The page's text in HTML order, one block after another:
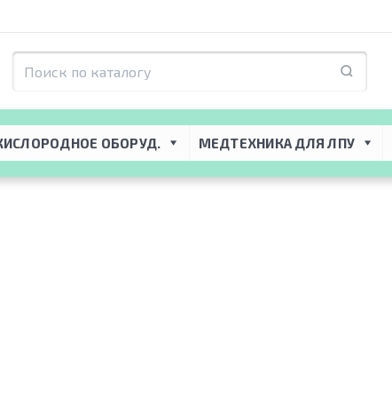
ОБОРУД. МЕДТЕХНИКА ДЛЯ ЛПУ
ткани